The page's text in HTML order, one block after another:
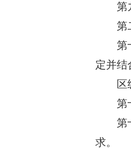
第
第
第
定并结
区
第
第
求。